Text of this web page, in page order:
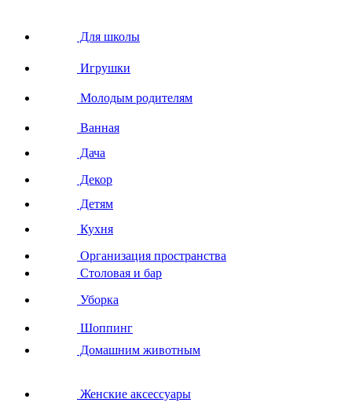
Для школы
Игрушки
Молодым родителям
Ванная
Дача
Декор
Детям
Кухня
Организация пространства
Столовая и бар
Уборка
Шоппинг
Домашним животным
Женские аксессуары